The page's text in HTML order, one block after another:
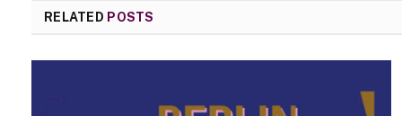
RELATED POSTS